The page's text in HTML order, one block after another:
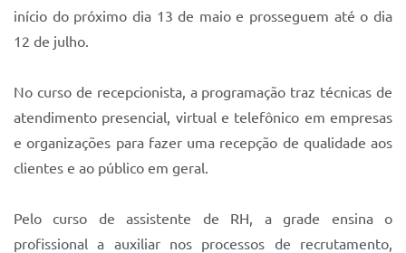
início do próximo dia 13 de maio e prosseguem até o dia
12 de julho.
No curso de recepcionista, a programação traz técnicas de
atendimento presencial, virtual e telefônico em empresas
e organizações para fazer uma recepção de qualidade aos
clientes e ao público em geral.
Pelo curso de assistente de RH, a grade ensina o
profissional a auxiliar nos processos de recrutamento,